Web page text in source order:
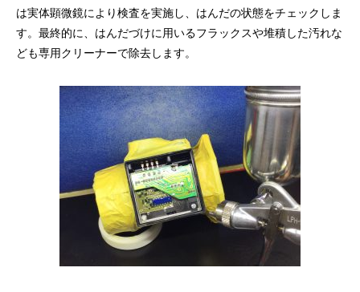
は実体顕微鏡により検査を実施し、はんだの状態をチェックしま
す。最終的に、はんだづけに用いるフラックスや堆積した汚れな
ども専用クリーナーで除去します。